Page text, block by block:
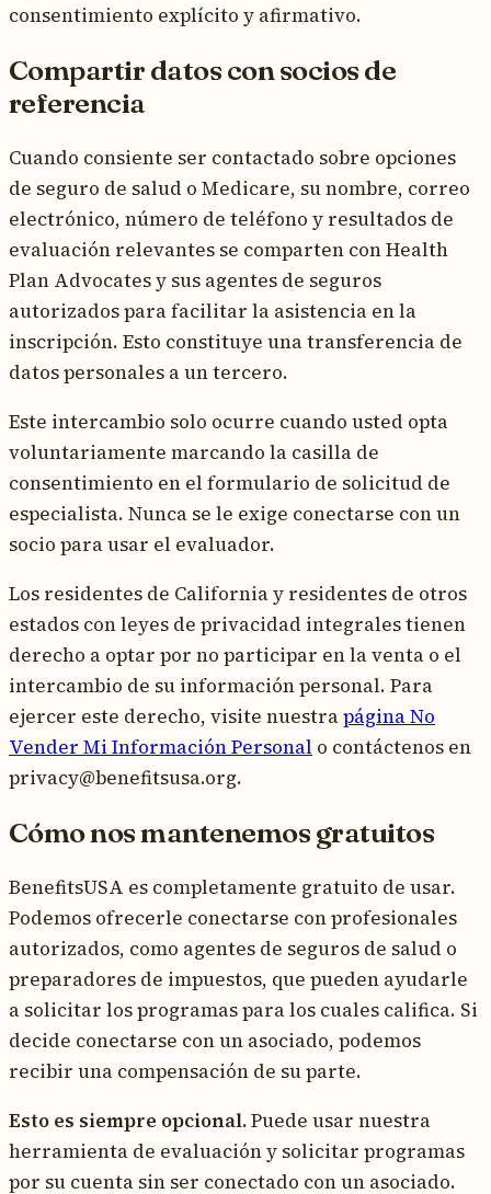
consentimiento explícito y afirmativo.
Compartir datos con socios de
referencia
Cuando consiente ser contactado sobre opciones
de seguro de salud o Medicare, su nombre, correo
electrónico, número de teléfono y resultados de
evaluación relevantes se comparten con Health
Plan Advocates y sus agentes de seguros
autorizados para facilitar la asistencia en la
inscripción. Esto constituye una transferencia de
datos personales a un tercero.
Este intercambio solo ocurre cuando usted opta
voluntariamente marcando la casilla de
consentimiento en el formulario de solicitud de
especialista. Nunca se le exige conectarse con un
socio para usar el evaluador.
Los residentes de California y residentes de otros
estados con leyes de privacidad integrales tienen
derecho a optar por no participar en la venta o el
intercambio de su información personal. Para
ejercer este derecho, visite nuestrapágina No
Vender Mi Información Personal o contáctenos en
privacy@benefitsusa.org.
Cómo nos mantenemos gratuitos
BenefitsUSA es completamente gratuito de usar.
Podemos ofrecerle conectarse con profesionales
autorizados, como agentes de seguros de salud o
preparadores de impuestos, que pueden ayudarle
a solicitar los programas para los cuales califica. Si
decide conectarse con un asociado, podemos
recibir una compensación de su parte.
Esto es siempre opcional.Puede usar nuestra
herramienta de evaluación y solicitar programas
por su cuenta sin ser conectado con un asociado.